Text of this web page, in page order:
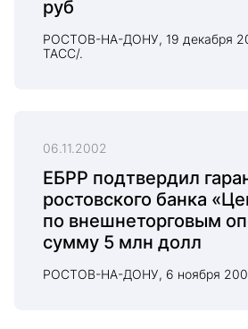
руб
РОСТОВ-НА-ДОНУ, 19 декабря
ТАСС/.
06.11.2002
ЕБРР подтвердил
ростовского банка
по внешнеторговым
сумму 5 млн долл
РОСТОВ-НА-ДОНУ, 6 ноября